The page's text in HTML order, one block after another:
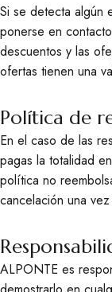
Si se detecta algún
ponerse en
descuentos y las
ofertas tienen una
Política de
En el caso de las
pagas la totalidad
política no
cancelación una
ALPONTE es